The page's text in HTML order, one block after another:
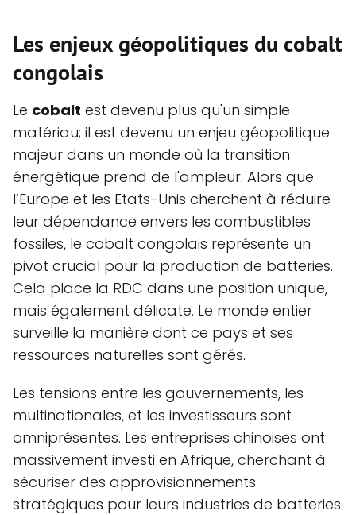
Les enjeux géopolitiques du cobalt
congolais
Le cobalt est devenu plus qu'un simple
matériau; il est devenu un enjeu géopolitique
majeur dans un monde où la transition
énergétique prend de l'ampleur. Alors que
l’Europe et les Etats-Unis cherchent à réduire
leur dépendance envers les combustibles
fossiles, le cobalt congolais représente un
pivot crucial pour la production de batteries.
Cela place la RDC dans une position unique,
mais également délicate. Le monde entier
surveille la manière dont ce pays et ses
ressources naturelles sont gérés.
Les tensions entre les gouvernements, les
multinationales, et les investisseurs sont
omniprésentes. Les entreprises chinoises ont
massivement investi en Afrique, cherchant à
sécuriser des approvisionnements
stratégiques pour leurs industries de batteries.